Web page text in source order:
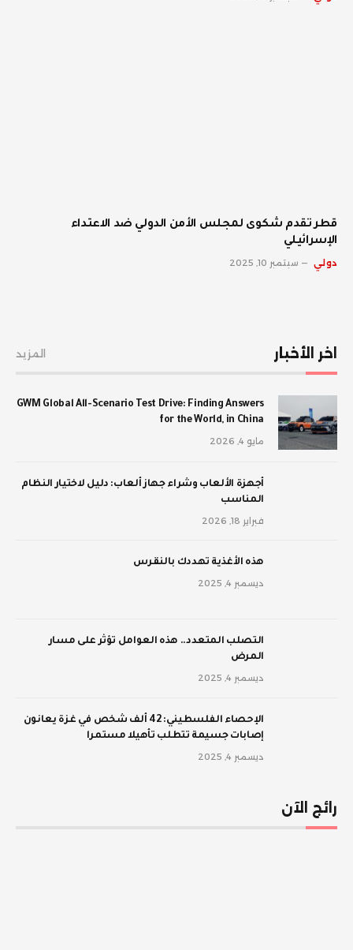
قطر تقدم شكوى لمجلس الأمن الدولي ضد الاعتداء
الإسرائيلي
دولي سبتمبر 10, 2025
اخر الأخبار المزيد
GWM Global All-Scenario Test Drive: Finding Answers
for the World, in China
مايو 4, 2026
أجهزة الألعاب وشراء جهاز ألعاب: دليل لاختيار النظام
المناسب
فبراير 18, 2026
‫هذه الأغذية تهددك بالنقرس
ديسمبر 4, 2025
‫التصلب المتعدد.. هذه العوامل تؤثر على مسار
المرض
ديسمبر 4, 2025
الإحصاء الفلسطيني: 42 ألف شخص في غزة يعانون
إصابات جسيمة تتطلب تأهيلا مستمرا
ديسمبر 4, 2025
رائج الآن